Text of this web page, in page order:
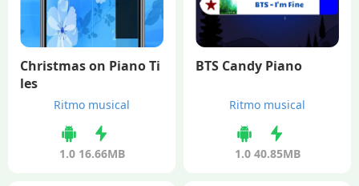
Christmas on Piano Ti
les
Ritmo musical
1.0 16.66MB
BTS Candy Piano
Ritmo musical
1.0 40.85MB